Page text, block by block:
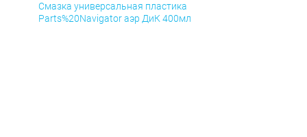
Смазка универсальная пластика
Parts%20Navigator аэр ДиК 400мл